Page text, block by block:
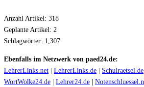
Anzahl Artikel: 318
Geplante Artikel: 2
Schlagwörter: 1,307
Ebenfalls im Netzwerk von paed24.de:
LehrerLinks.net
LehrerLinks.de Schulraetsel.de
WortWolke24.de
Lehrer24.de